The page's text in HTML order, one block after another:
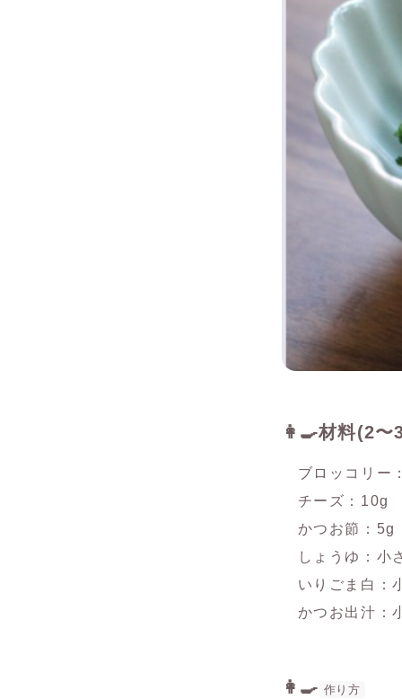
👩‍🍳材料(2〜
ブロッコリー
チーズ：10g
かつお節：5g
しょうゆ：小
いりごま白：
かつお出汁：
👩‍🍳 作り方